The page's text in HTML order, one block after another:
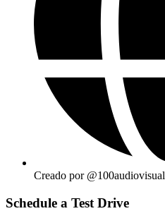
Creado por @100audiovisual
Schedule a Test Drive